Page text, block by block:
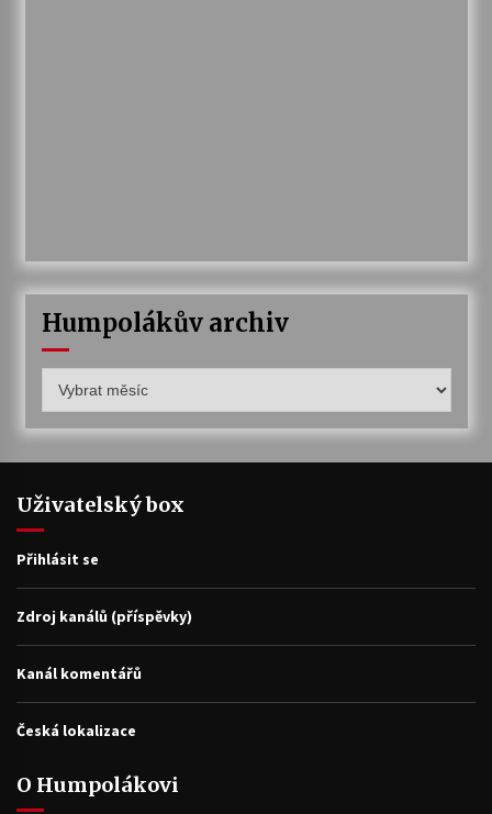
Humpolákův archiv
archiv
Uživatelský box
Přihlásit se
Zdroj kanálů (příspěvky)
Kanál komentářů
Česká lokalizace
O Humpolákovi